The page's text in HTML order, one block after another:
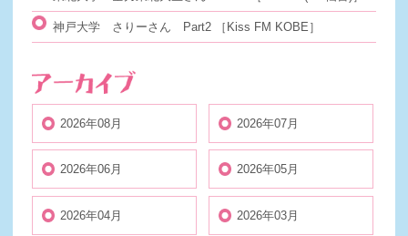
神戸大学 さりーさん Part2 ［Kiss FM KOBE］
2026年08月 2026年07月
2026年06月 2026年05月
2026年04月 2026年03月